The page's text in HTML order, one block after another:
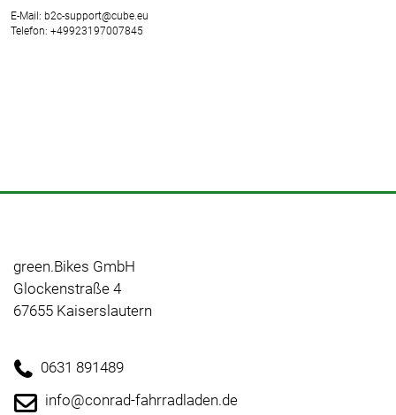
E-Mail: b2c-support@cube.eu
Telefon: +49923197007845
green.Bikes GmbH
Glockenstraße 4
67655 Kaiserslautern
0631 891489
info@conrad-fahrradladen.de